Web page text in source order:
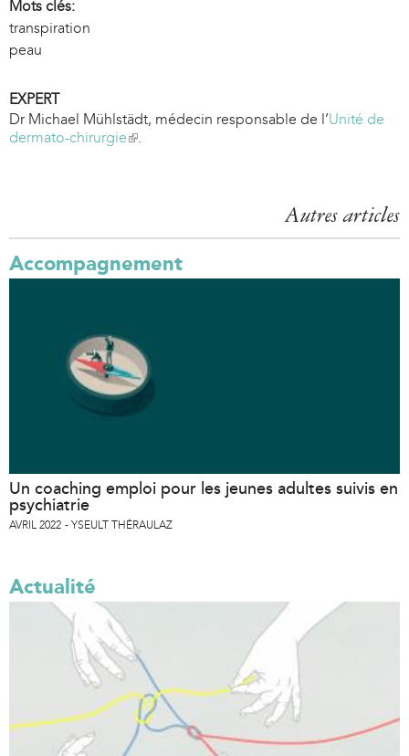
Mots clés:
transpiration
peau
EXPERT
Dr Michael Mühlstädt, médecin responsable de l’Unité de
dermato-chirurgie(
e
x
r
n
a
l
.
Autres articles
Accompagnement
Un coaching emploi pour les jeunes adultes suivis en
psychiatrie
AVRIL 2022 YSEULT THÉRAULAZ
Actualité